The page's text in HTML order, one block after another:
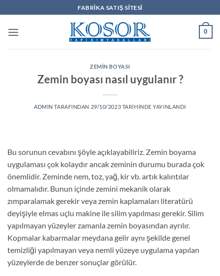
atla
FABRIKA SATIŞ SITESI
0
ZEMIN BOYASI
Zemin boyası nasıl uygulanır ?
ADMIN TARAFINDAN 29/10/2023 TARIHINDE YAYINLANDI
Bu sorunun cevabını şöyle açıklayabiliriz. Zemin boyama
uygulaması çok kolaydır ancak zeminin durumu burada çok
önemlidir. Zeminde nem, toz, yağ, kir vb. artık kalıntılar
olmamalıdır. Bunun içinde zemini mekanik olarak
zımparalamak gerekir veya zemin kaplamaları literatürü
deyişiyle elmas uçlu makine ile silim yapılması gerekir. Silim
yapılmayan yüzeyler zamanla zemin boyasından ayrılır.
Kopmalar kabarmalar meydana gelir aynı şekilde genel
temizliği yapılmayan veya nemli yüzeye uygulama yapılan
yüzeylerde de benzer sonuçlar görülür.